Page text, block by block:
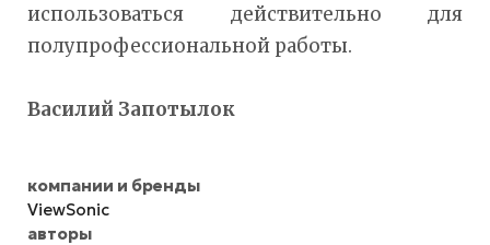
использоваться действительно для
полупрофессиональной работы.
Василий Запотылок
компании и бренды
ViewSonic
авторы